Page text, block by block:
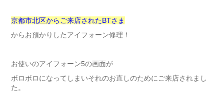
京都市北区からご来店されたBTさま
からお預かりしたアイフォーン修理！
お使いのアイフォーン5の画面が
ボロボロになってしまいそれのお直しのためにご来店されまし
た。